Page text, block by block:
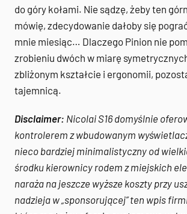
do góry kołami. Nie sądzę, żeby ten
mówię, zdecydowanie dałoby się
mnie miesiąc… Dlaczego Pinion nie
zrobieniu dwóch w miarę
zbliżonym kształcie i ergonomii,
tajemnicą.
Disclaimer: Nicolai S16 domyślnie
kontrolerem z wbudowanym
nieco bardziej minimalistyczny od
środku kierownicy rodem z miejskich
naraża na jeszcze wyższe koszty przy
nadzieja w „sponsorującej” ten wpis